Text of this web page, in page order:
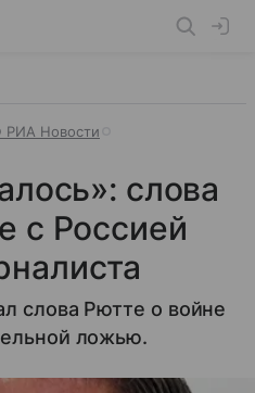
РИА Новости
слова
с Россией
слова Рютте о войне
ложью.